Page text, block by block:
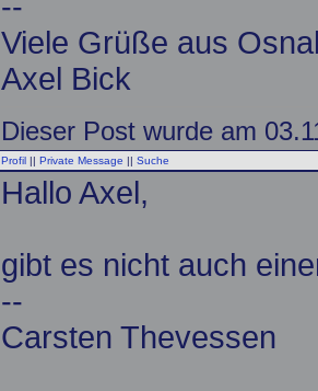
Viele Grüße aus
Axel Bick
Dieser Post wurde am
Profil || Private Message || Suche
Hallo Axel,
gibt es nicht auch
--
Carsten Thevessen